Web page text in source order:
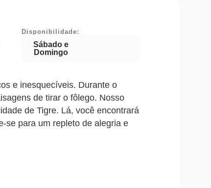
Disponibilidade:
Sábado e
Domingo
e inesquecíveis. Durante o
de tirar o fôlego. Nosso
de Tigre. Lá, você encontrará
se para um repleto de alegria e